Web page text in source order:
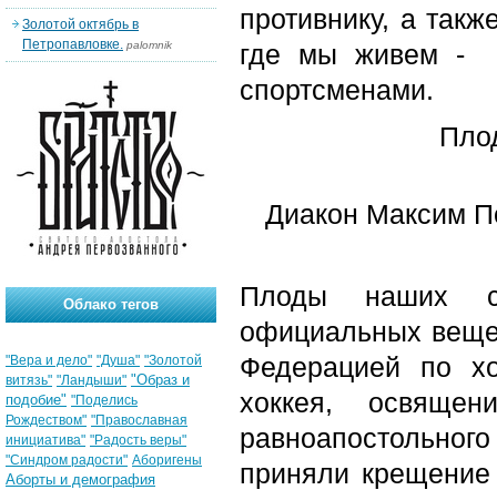
противнику, а
где мы живем -
спортсменами.
Диакон Максим
Плоды наших
официальных
Федерацией по
хоккея,
приняли
Золотой октябрь в
Петропавловке. palomnik
Облако тегов
"Вера и дело" "Душа" "Золотой
витязь" "Ландыши" "Образ и
подобие" "Поделись
Рождеством" "Православная
инициатива" "Радость веры"
"Синдром радости" Аборигены
Аборты и демография